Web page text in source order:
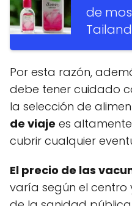
de
Por esta razón,
debe tener cuidado
la selección de
de viaje es
cubrir cualquier
El precio de las
varía según el centro